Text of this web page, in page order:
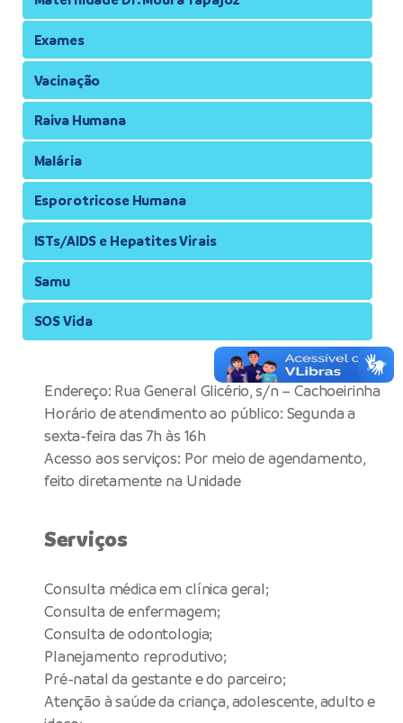
Exames
Vacinação
Raiva Humana
Malária
Esporotricose Humana
ISTs/AIDS e Hepatites Virais
Samu
SOS Vida
Endereço: Rua General Glicério, s/n – Cachoeirinha
Horário de atendimento ao público: Segunda a
sexta-feira das 7h às 16h
Acesso aos serviços: Por meio de agendamento,
feito diretamente na Unidade
Serviços
Consulta médica em clínica geral;
Consulta de enfermagem;
Consulta de odontologia;
Planejamento reprodutivo;
Pré-natal da gestante e do parceiro;
Atenção à saúde da criança, adolescente, adulto e